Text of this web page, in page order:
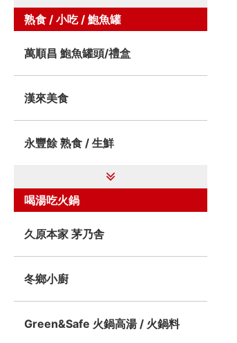
熟食 / 小吃 / 鮑魚罐
萬順昌 鮑魚罐頭/禮盒
漢來美食
永豐餘 熟食 / 生鮮
喝湯吃火鍋
久原本家 茅乃舎
冬鄉小廚
Green&Safe 火鍋高湯 / 火鍋料